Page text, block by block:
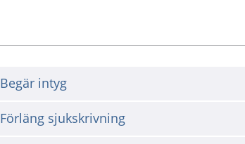
Begär intyg
Förläng sjukskrivning